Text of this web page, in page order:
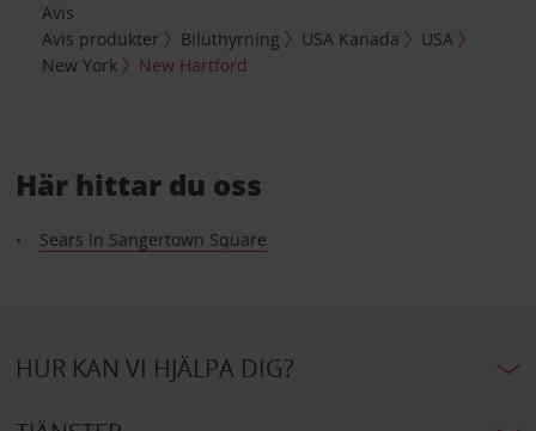
Avis
Avis produkter
Biluthyrning USA Kanada
USA
New York
New Hartford
Här hittar du oss
Sears In Sangertown Square
HUR KAN VI HJÄLPA DIG?